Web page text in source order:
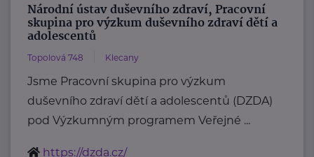
Národní ústav duševního zdraví, Pracovní
skupina pro výzkum duševního zdraví dětí a
adolescentů
Topolová 748 Klecany
Jsme Pracovní skupina pro výzkum
duševního zdraví dětí a adolescentů (DZDA)
pod Výzkumným programem Veřejné ...
https://dzda.cz/